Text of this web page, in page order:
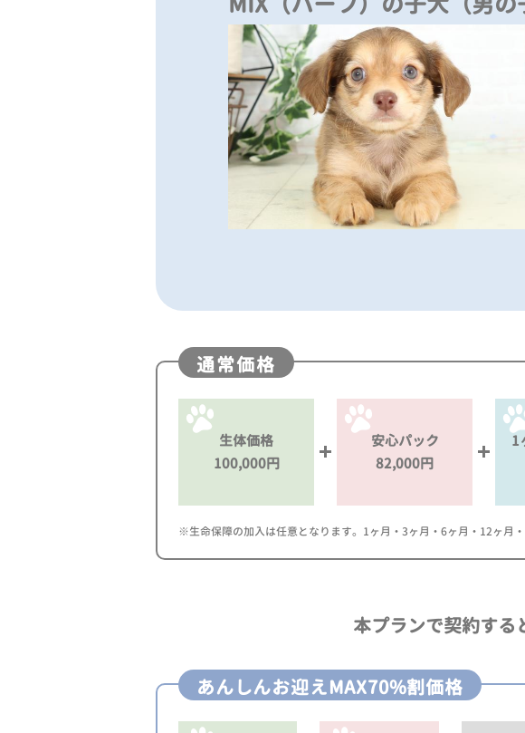
通常価格
生体価格
100,000円
安心パック
82,000円
1
※生命保障の加入は任意となります。1ヶ月・3ヶ月・6ヶ月・12ヶ月
本プランで契約す
あんしんお迎えMAX70%割価格